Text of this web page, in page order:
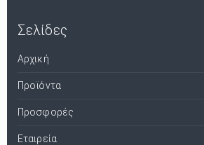
Σελίδες
Αρχική
Προϊόντα
Προσφορές
Εταιρεία